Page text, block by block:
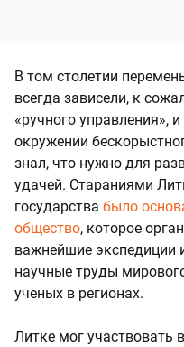
В том столетии
всегда зависели, к
«ручного управления»,
окружении
знал, что нужно для
удачей. Стараниями
государства было
общество, которое
важнейшие экспедиции
научные труды
ученых в регионах.
Литке мог